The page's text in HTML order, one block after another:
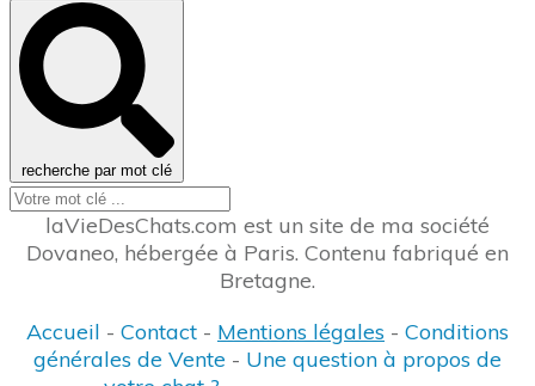
recherche par mot clé
laVieDesChats.com est un site de ma société
Dovaneo, hébergée à Paris. Contenu fabriqué en
Bretagne.
Accueil - Contact - Mentions légales - Conditions
générales de Vente - Une question à propos de